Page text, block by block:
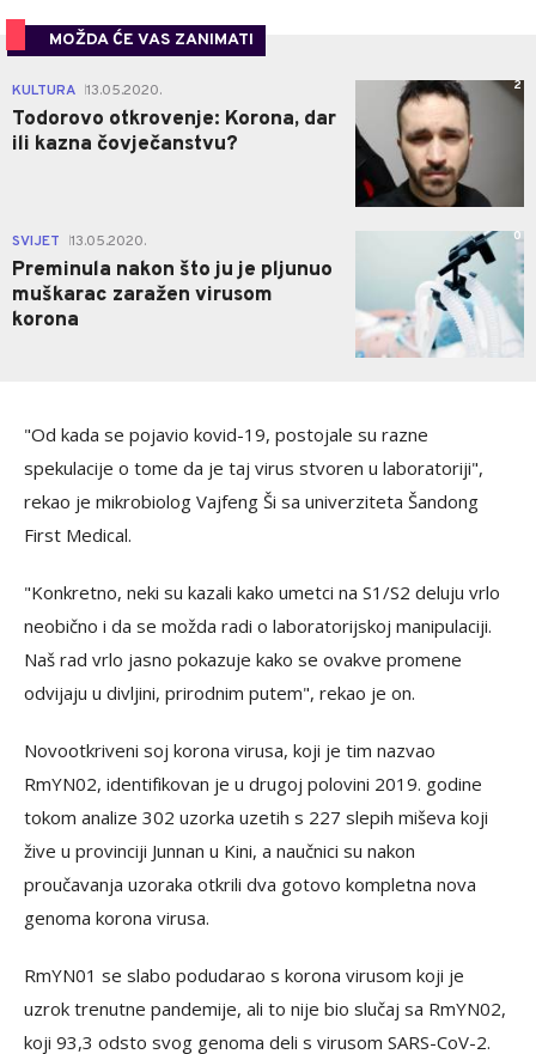
MOŽDA ĆE VAS ZANIMATI
KULTURA 13.05.2020.
Todorovo otkrovenje: Korona, dar
ili kazna čovječanstvu?
2
SVIJET 13.05.2020.
Preminula nakon što ju je pljunuo
muškarac zaražen virusom
korona
0
"Od kada se pojavio kovid-19, postojale su razne
spekulacije o tome da je taj virus stvoren u laboratoriji",
rekao je mikrobiolog Vajfeng Ši sa univerziteta Šandong
First Medical.
"Konkretno, neki su kazali kako umetci na S1/S2 deluju vrlo
neobično i da se možda radi o laboratorijskoj manipulaciji.
Naš rad vrlo jasno pokazuje kako se ovakve promene
odvijaju u divljini, prirodnim putem", rekao je on.
Novootkriveni soj korona virusa, koji je tim nazvao
RmYN02, identifikovan je u drugoj polovini 2019. godine
tokom analize 302 uzorka uzetih s 227 slepih miševa koji
žive u provinciji Junnan u Kini, a naučnici su nakon
proučavanja uzoraka otkrili dva gotovo kompletna nova
genoma korona virusa.
RmYN01 se slabo podudarao s korona virusom koji je
uzrok trenutne pandemije, ali to nije bio slučaj sa RmYN02,
koji 93,3 odsto svog genoma deli s virusom SARS-CoV-2.